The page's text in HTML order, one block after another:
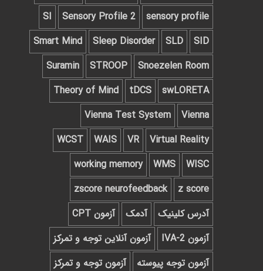
sensory profile
Sensory Profile 2
SI
SID
SLD
Sleep Disorder
Smart Mind
Snoezelen Room
STROOP
Suramin
swLORETA
tDCS
Theory of Mind
Vienna
Vienna Test System
Virtual Reality
VR
WAIS
WCST
WISC
WMS
working memory
z score
zscore neurofeedback
آدرس کلینیک
آدمک
آزمون CPT
آزمون IVA-2
آزمون آنلاین توجه و تمرکز
آزمون توجه پیوسته
آزمون توجه و تمرکز